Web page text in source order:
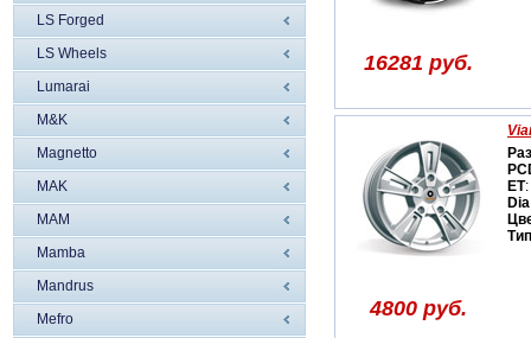
LS Forged
LS Wheels
Lumarai
M&K
Magnetto
MAK
MAM
Mamba
Mandrus
Mefro
16281 руб.
ET
Dia
Тип
4800 руб.